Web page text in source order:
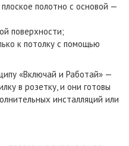
полотно с основой —
поверхности;
к потолку с помощью
«Включай и Работай» —
в розетку, и они готовы
инсталляций или